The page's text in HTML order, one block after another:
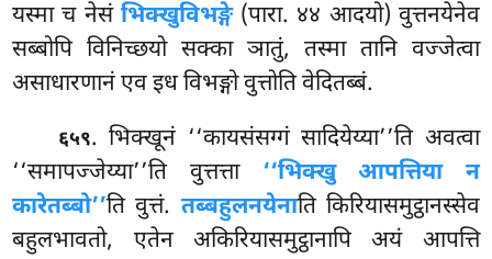
यस्मा च नेसं भिक्खुविभङ्गे(पारा. ४४ आदयो) वुत्तनयेनेव
सब्बोपि विनिच्छयो सक्का ञातुं, तस्मा तानि वज्जेत्वा
असाधारणानं एव इध विभङ्गो वुत्तोति वेदितब्बं.
६५९. भिक्खूनं ‘‘कायसंसग्गं सादियेय्या’’ति अवत्वा
‘‘समापज्जेय्या’’ति वुत्तत्ता ‘‘भिक्खु आपत्तिया न
कारेतब्बो’’ति वुत्तं. तब्बहुलनयेनाति किरियासमुट्ठानस्सेव
बहुलभावतो, एतेन अकिरियासमुट्ठानापि अयं आपत्ति